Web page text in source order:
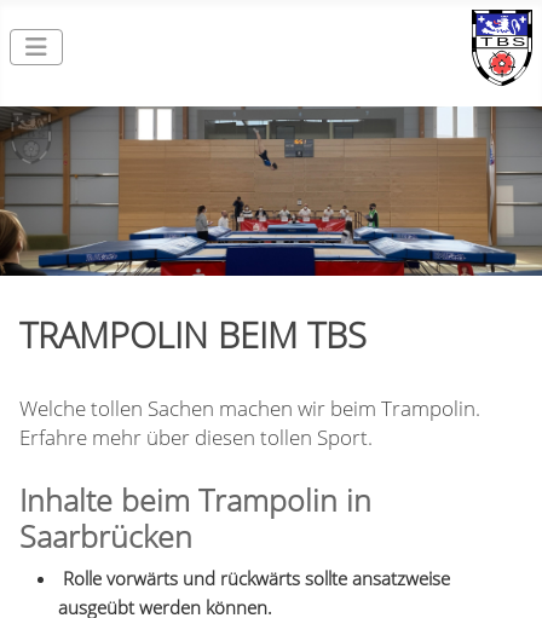
TRAMPOLIN BEIM TBS
Welche tollen Sachen machen wir beim Trampolin.
Erfahre mehr über diesen tollen Sport.
Inhalte beim Trampolin in
Saarbrücken
Rolle vorwärts und rückwärts sollte ansatzweise
ausgeübt werden können.